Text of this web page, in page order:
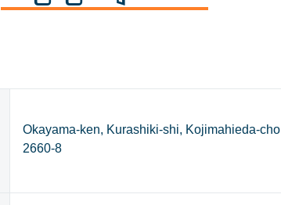
Okayama-ken, Kurashiki-shi, Kojimahieda-cho
2660-8